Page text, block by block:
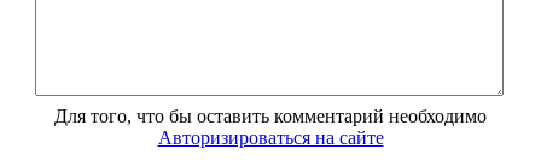
Для того, что бы оставить комментарий необходимо
Авторизироваться на сайте